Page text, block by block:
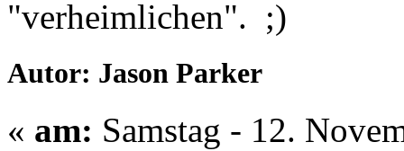
"verheimlichen". ;)
Autor: Jason Parker
« am: Samstag - 12.